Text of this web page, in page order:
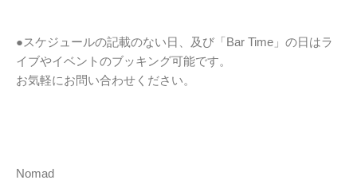
●スケジュールの記載のない日、及び「Bar Time」の日はラ
イブやイベントのブッキング可能です。
お気軽にお問い合わせください。
Nomad